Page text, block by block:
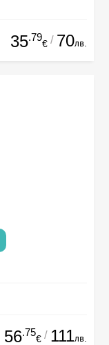
35.79
€ / 70лв.
56.75
€ / 111лв.